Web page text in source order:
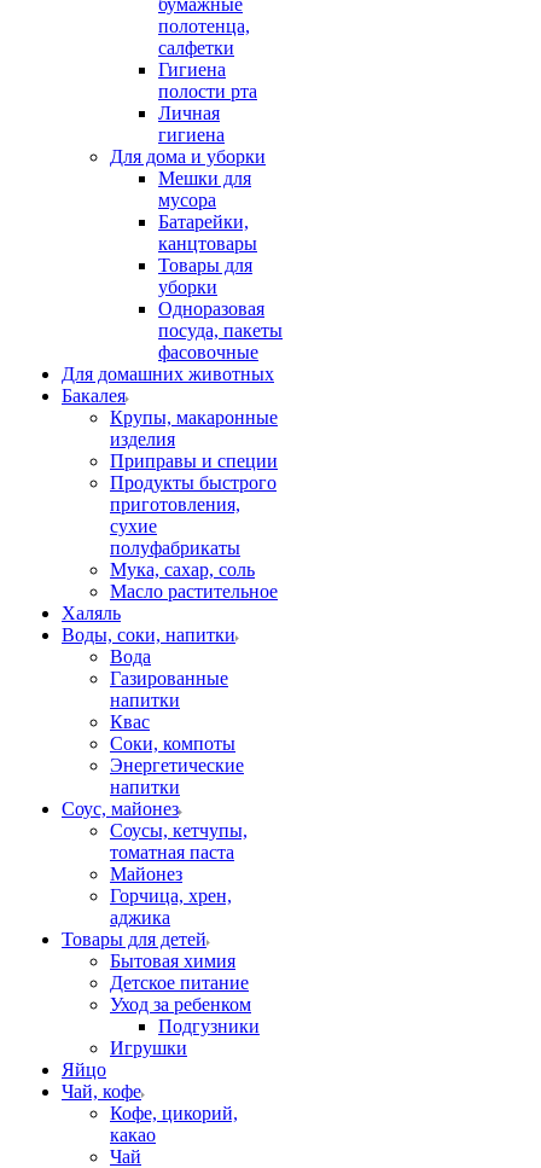
бумажные
полотенца,
салфетки
Гигиена
полости рта
Личная
гигиена
Для дома и уборки
Мешки для
мусора
Батарейки,
канцтовары
Товары для
уборки
Одноразовая
посуда, пакеты
фасовочные
Для домашних животных
Бакалея
Крупы, макаронные
изделия
Приправы и специи
Продукты быстрого
приготовления,
сухие
полуфабрикаты
Мука, сахар, соль
Масло растительное
Халяль
Воды, соки, напитки
Вода
Газированные
напитки
Квас
Соки, компоты
Энергетические
напитки
Соус, майонез
Соусы, кетчупы,
томатная паста
Майонез
Горчица, хрен,
аджика
Товары для детей
Бытовая химия
Детское питание
Уход за ребенком
Подгузники
Игрушки
Яйцо
Чай, кофе
Кофе, цикорий,
какао
Чай